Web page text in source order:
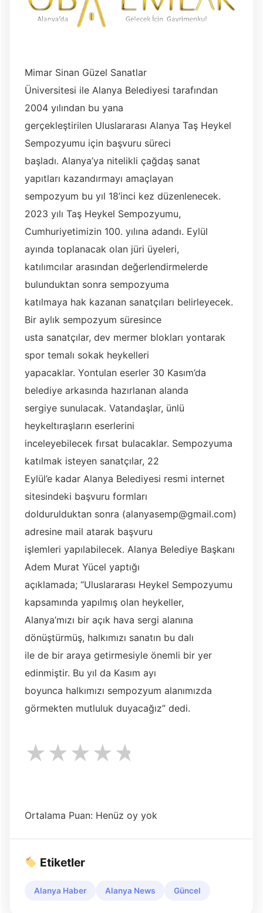
Mimar Sinan Güzel Sanatlar
Üniversitesi ile Alanya Belediyesi tarafından
2004 yılından bu yana
gerçekleştirilen Uluslararası Alanya Taş Heykel
Sempozyumu için başvuru süreci
başladı. Alanya’ya nitelikli çağdaş sanat
yapıtları kazandırmayı amaçlayan
sempozyum bu yıl 18’inci kez düzenlenecek.
2023 yılı Taş Heykel Sempozyumu,
Cumhuriyetimizin 100. yılına adandı. Eylül
ayında toplanacak olan jüri üyeleri,
katılımcılar arasından değerlendirmelerde
bulunduktan sonra sempozyuma
katılmaya hak kazanan sanatçıları belirleyecek.
Bir aylık sempozyum süresince
usta sanatçılar, dev mermer blokları yontarak
spor temalı sokak heykelleri
yapacaklar. Yontulan eserler 30 Kasım’da
belediye arkasında hazırlanan alanda
sergiye sunulacak. Vatandaşlar, ünlü
heykeltıraşların eserlerini
inceleyebilecek fırsat bulacaklar. Sempozyuma
katılmak isteyen sanatçılar, 22
Eylül’e kadar Alanya Belediyesi resmi internet
sitesindeki başvuru formları
doldurulduktan sonra (alanyasemp@gmail.com)
adresine mail atarak başvuru
işlemleri yapılabilecek. Alanya Belediye Başkanı
Adem Murat Yücel yaptığı
açıklamada; “Uluslararası Heykel Sempozyumu
kapsamında yapılmış olan heykeller,
Alanya’mızı bir açık hava sergi alanına
dönüştürmüş, halkımızı sanatın bu dalı
ile de bir araya getirmesiyle önemli bir yer
edinmiştir. Bu yıl da Kasım ayı
boyunca halkımızı sempozyum alanımızda
görmekten mutluluk duyacağız” dedi.
★ ★★★
Ortalama Puan: Henüz oy yok
Etiketler
Alanya Haber Alanya News Güncel